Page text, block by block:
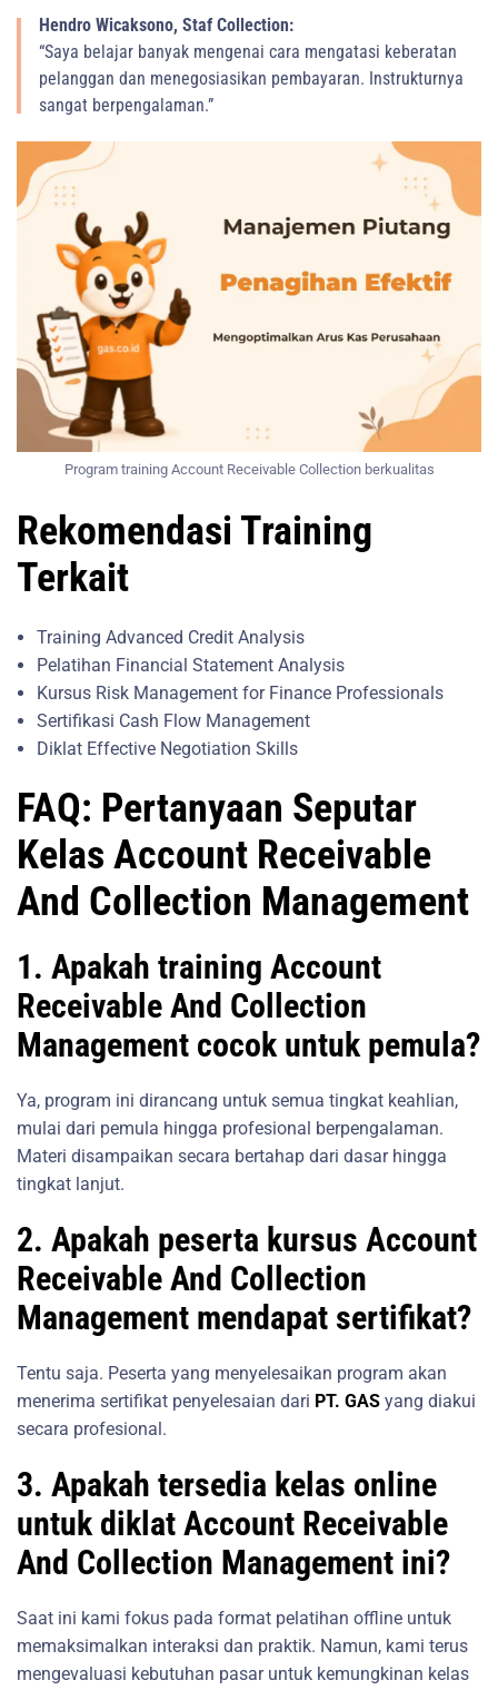
Hendro Wicaksono, Staf Collection:
“Saya belajar banyak mengenai cara mengatasi keberatan
pelanggan dan menegosiasikan pembayaran. Instrukturnya
sangat berpengalaman.”
Program training Account Receivable Collection berkualitas
Rekomendasi Training
Terkait
Training Advanced Credit Analysis
Pelatihan Financial Statement Analysis
Kursus Risk Management for Finance Professionals
Sertifikasi Cash Flow Management
Diklat Effective Negotiation Skills
FAQ: Pertanyaan Seputar
Kelas Account Receivable
And Collection Management
1. Apakah training Account
Receivable And Collection
Management cocok untuk pemula?
Ya, program ini dirancang untuk semua tingkat keahlian,
mulai dari pemula hingga profesional berpengalaman.
Materi disampaikan secara bertahap dari dasar hingga
tingkat lanjut.
2. Apakah peserta kursus Account
Receivable And Collection
Management mendapat sertifikat?
Tentu saja. Peserta yang menyelesaikan program akan
menerima sertifikat penyelesaian dari PT. GAS yang diakui
secara profesional.
3. Apakah tersedia kelas online
untuk diklat Account Receivable
And Collection Management ini?
Saat ini kami fokus pada format pelatihan offline untuk
memaksimalkan interaksi dan praktik. Namun, kami terus
mengevaluasi kebutuhan pasar untuk kemungkinan kelas